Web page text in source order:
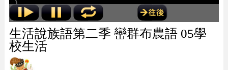
生活說族語第二季 巒群布農語 05學
校生活